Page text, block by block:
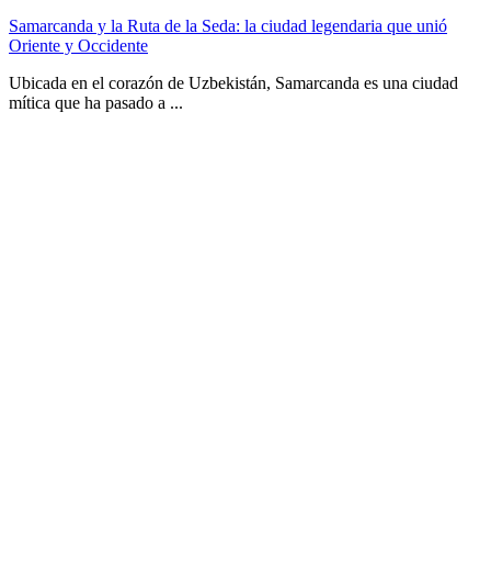
Samarcanda y la Ruta de la Seda: la ciudad legendaria que unió
Oriente y Occidente
Ubicada en el corazón de Uzbekistán, Samarcanda es una ciudad
mítica que ha pasado a ...